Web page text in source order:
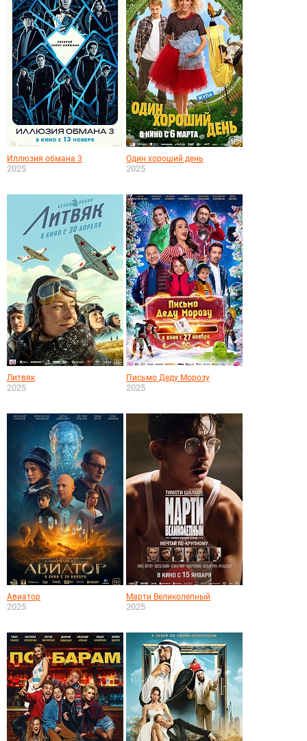
Иллюзия обмана 3
2025
Один хороший день
2025
Литвяк
2025
Письмо Деду Морозу
2025
Авиатор
2025
Марти Великолепный
2025